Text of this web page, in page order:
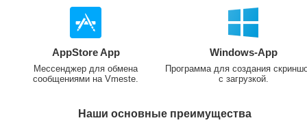
AppStore App
Мессенджер для обмена
сообщениями на Vmeste.
Windows-App
Программа для создания
с загрузкой.
Наши основные преимущества